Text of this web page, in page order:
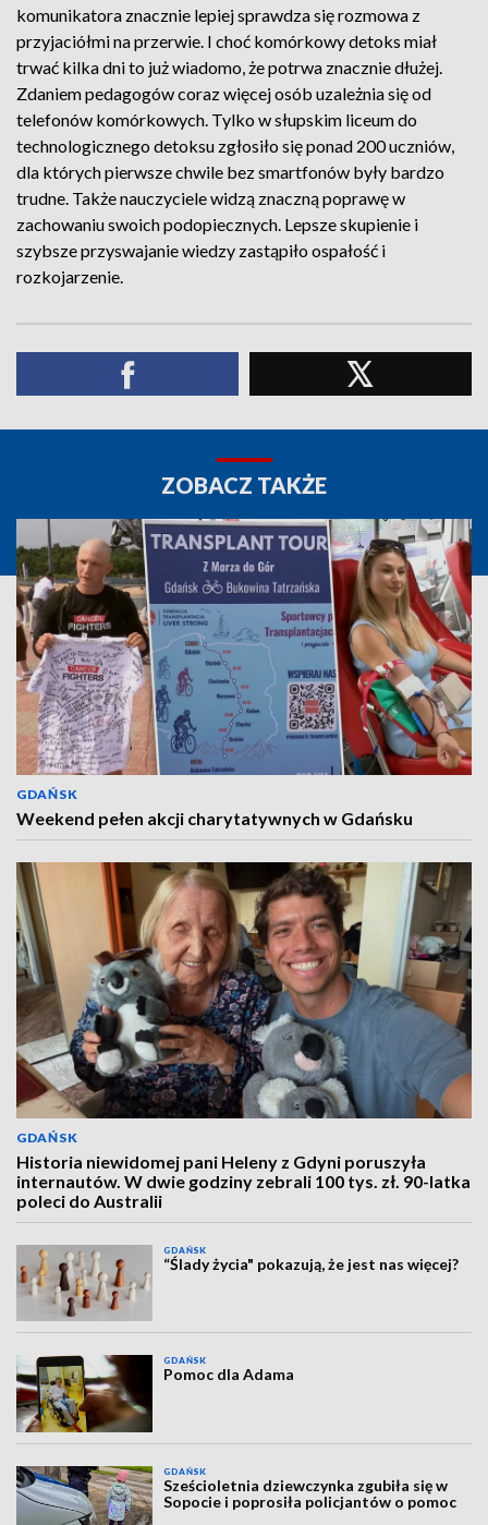
komunikatora znacznie lepiej sprawdza się rozmowa z
przyjaciółmi na przerwie. I choć komórkowy detoks miał
trwać kilka dni to już wiadomo, że potrwa znacznie dłużej.
Zdaniem pedagogów coraz więcej osób uzależnia się od
telefonów komórkowych. Tylko w słupskim liceum do
technologicznego detoksu zgłosiło się ponad 200 uczniów,
dla których pierwsze chwile bez smartfonów były bardzo
trudne. Także nauczyciele widzą znaczną poprawę w
zachowaniu swoich podopiecznych. Lepsze skupienie i
szybsze przyswajanie wiedzy zastąpiło ospałość i
rozkojarzenie.
ZOBACZ TAKŻE
GDAŃSK
Weekend pełen akcji charytatywnych w Gdańsku
GDAŃSK
Historia niewidomej pani Heleny z Gdyni poruszyła
internautów. W dwie godziny zebrali 100 tys. zł. 90-latka
poleci do Australii
GDAŃSK
“Ślady życia" pokazują, że jest nas więcej?
GDAŃSK
Pomoc dla Adama
GDAŃSK
Sześcioletnia dziewczynka zgubiła się w
Sopocie i poprosiła policjantów o pomoc